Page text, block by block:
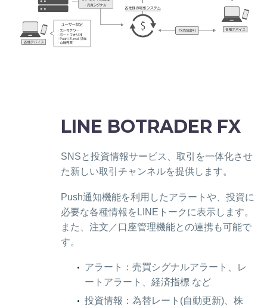
LINE BOTRADER FX
SNSと投資情報サービス、取引を一体化させ
た新しい取引チャンネルを提供します。
Push通知機能を利用したアラートや、投資に
必要な各種情報をLINEトークに表示します。
また、注文／口座管理機能との連携も可能で
す。
アラート：売買シグナルアラート、レ
ートアラート、経済指標 など
投資情報：為替レート(自動更新)、株